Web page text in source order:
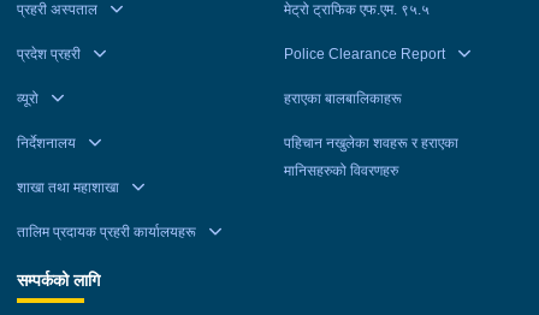
प्रहरी अस्पताल
प्रदेश प्रहरी
व्यूरो
निर्देशनालय
शाखा तथा महाशाखा
तालिम प्रदायक प्रहरी कार्यालयहरू
मेट्रो ट्राफिक एफ.एम. ९५.५
Police Clearance Report
हराएका बालबालिकाहरू
पहिचान नखुलेका शवहरू र हराएका
मानिसहरुको विवरणहरु
सम्पर्कको लागि